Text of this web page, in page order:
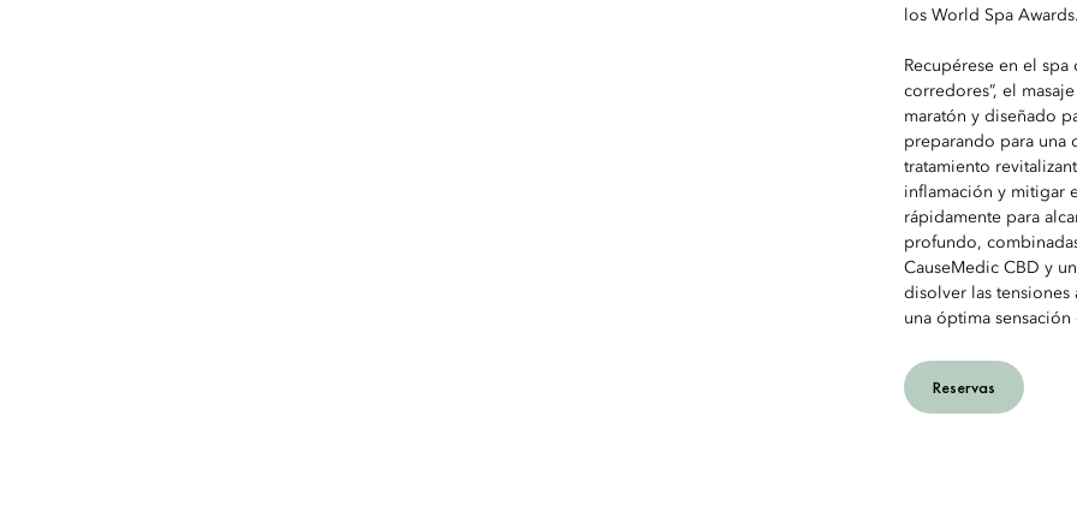
los World Spa
Recupérese en el spa
corredores”, el
maratón y diseñado
preparando para una
tratamiento
inflamación y mitigar
rápidamente para
profundo,
CauseMedic CBD y
disolver las
una óptima sensación
Reservas